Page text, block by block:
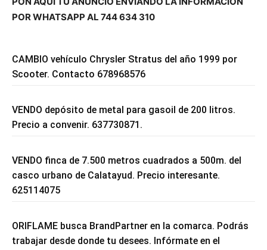
POR WHATSAPP AL 744 634 310
CAMBIO vehículo Chrysler Stratus del año 1999 por
Scooter. Contacto 678968576
VENDO depósito de metal para gasoil de 200 litros.
Precio a convenir. 637730871.
VENDO finca de 7.500 metros cuadrados a 500m. del
casco urbano de Calatayud. Precio interesante.
625114075
ORIFLAME busca BrandPartner en la comarca. Podrás
trabajar desde donde tu desees. Infórmate en el